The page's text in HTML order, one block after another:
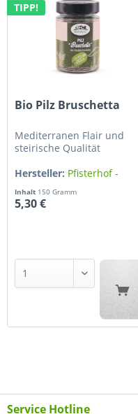
TIPP!
Bio Pilz Bruschetta
Mediterranen Flair und
steirische Qualität
Hersteller: Pfisterhof -
Inhalt 150 Gramm
5,30 €
Service Hotline